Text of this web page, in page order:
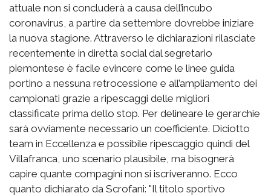
attuale non si concluderà a causa dell’incubo
coronavirus, a partire da settembre dovrebbe iniziare
la nuova stagione. Attraverso le dichiarazioni rilasciate
recentemente in diretta social dal segretario
piemontese è facile evincere come le linee guida
portino a nessuna retrocessione e all’ampliamento dei
campionati grazie a ripescaggi delle migliori
classificate prima dello stop. Per delineare le gerarchie
sarà ovviamente necessario un coefficiente. Diciotto
team in Eccellenza e possibile ripescaggio quindi del
Villafranca, uno scenario plausibile, ma bisognerà
capire quante compagini non si iscriveranno. Ecco
quanto dichiarato da Scrofani: "Il titolo sportivo